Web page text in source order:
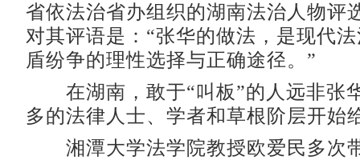
省依法治省办组织的湖南法治人物评
对其评语是：“张华的做法，是现代
盾纷争的理性选择与正确途径。”
在湖南，敢于“叫板”的人远非张
多的法律人士、学者和草根阶层开始
湘潭大学法学院教授欧爱民多次